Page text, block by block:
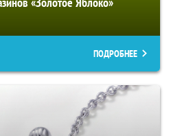
ПОДРОБНЕЕ